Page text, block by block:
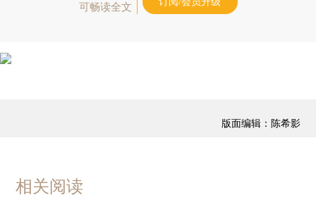
可畅读全文
版面编辑：陈希影
相关阅读